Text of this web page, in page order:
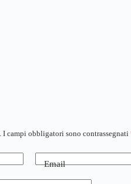
I campi obbligatori sono contrassegnati
Email